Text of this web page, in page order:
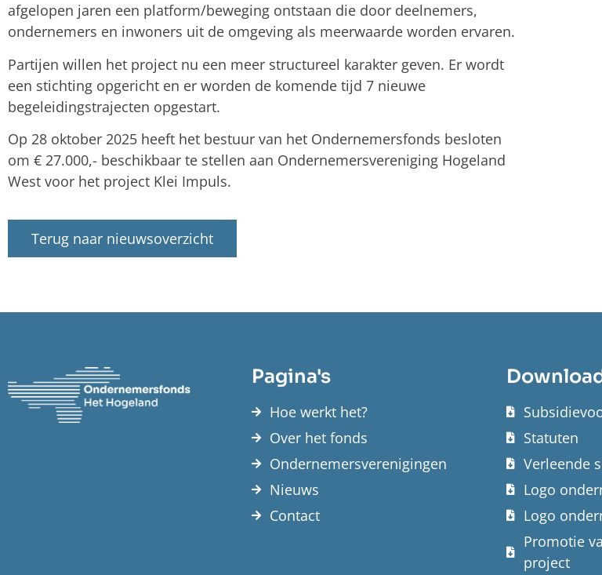
afgelopen jaren een platform/beweging ontstaan die door deelnemers,
ondernemers en inwoners uit de omgeving als meerwaarde worden ervaren.
Partijen willen het project nu een meer structureel karakter geven. Er wordt
een stichting opgericht en er worden de komende tijd 7 nieuwe
begeleidingstrajecten opgestart.
Op 28 oktober 2025 heeft het bestuur van het Ondernemersfonds besloten
om € 27.000,- beschikbaar te stellen aan Ondernemersvereniging Hogeland
West voor het project Klei Impuls.
Terug naar nieuwsoverzicht
Pagina's
Hoe werkt het?
Over het fonds
Ondernemersverenigingen
Nieuws
Contact
Statuten
Verleende
Logo
Logo
Promotie
project